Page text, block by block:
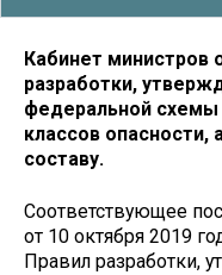
Кабинет министров
разработки,
федеральной схемы
классов опасности,
составу.
Соответствующее
от 10 октября 2019
Правил разработки,